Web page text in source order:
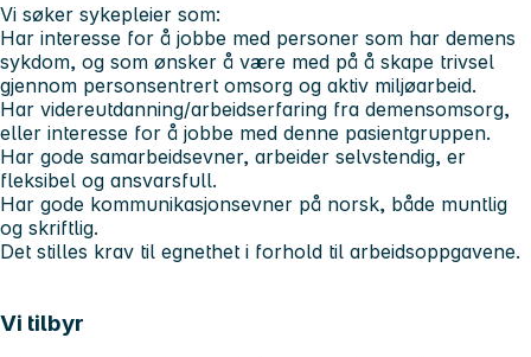
Vi søker sykepleier som:
Har interesse for å jobbe med personer som har demens
sykdom, og som ønsker å være med på å skape trivsel
gjennom personsentrert omsorg og aktiv miljøarbeid.
Har videreutdanning/arbeidserfaring fra demensomsorg,
eller interesse for å jobbe med denne pasientgruppen.
Har gode samarbeidsevner, arbeider selvstendig, er
fleksibel og ansvarsfull.
Har gode kommunikasjonsevner på norsk, både muntlig
og skriftlig.
Det stilles krav til egnethet i forhold til arbeidsoppgavene.
Vi tilbyr